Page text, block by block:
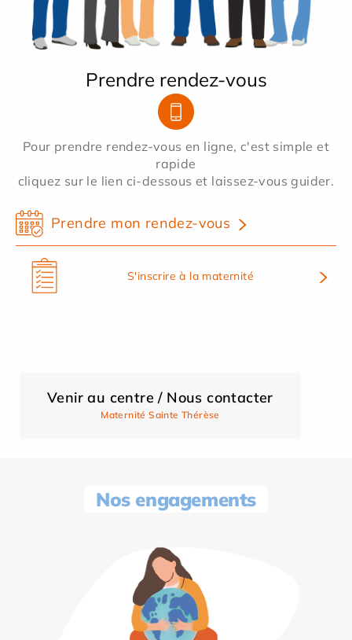
Prendre rendez-vous
Pour prendre rendez-vous en ligne, c'est simple et
rapide
cliquez sur le lien ci-dessous et laissez-vous guider.
Prendre mon rendez-vous
S'inscrire à la maternité
Venir au centre / Nous contacter
Maternité Sainte Thérèse
Nos engagements